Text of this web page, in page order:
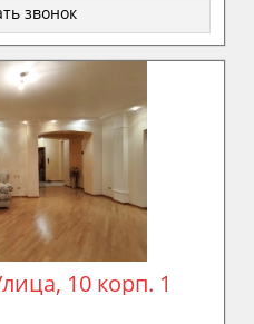
звонок
10 корп. 1